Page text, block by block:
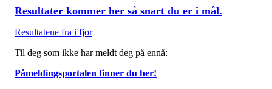
Resultater kommer her så snart du er i mål.
Resultatene fra i fjor
Til deg som ikke har meldt deg på ennå:
Påmeldingsportalen finner du her!